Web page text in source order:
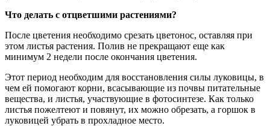
Что делать с отцветшими растениями?
После цветения необходимо срезать цветонос, оставляя при
этом листья растения. Полив не прекращают еще как
минимум 2 недели после окончания цветения.
Этот период необходим для восстановления силы луковицы, в
чем ей помогают корни, всасывающие из почвы питательные
вещества, и листья, участвующие в фотосинтезе. Как только
листья пожелтеют и повянут, их можно обрезать, а горшок в
луковицей убрать в прохладное место.